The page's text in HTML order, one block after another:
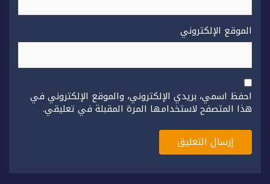
الموقع الإلكتروني
احفظ اسمي، بريدي الإلكتروني، والموقع الإلكتروني في
هذا المتصفح لاستخدامها المرة المقبلة في تعليقي.